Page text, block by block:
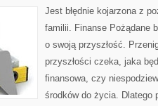
Jest błędnie kojarzona z
familii. Finanse Pożądane
o swoją przyszłość.
przyszłości czeka, jaka
finansowa, czy
środków do życia. Dlatego